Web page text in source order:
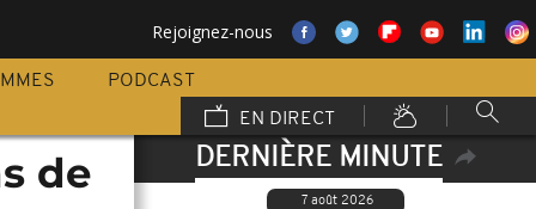
Rejoignez-nous
PODCAST
EN DIRECT
DERNIÈRE MINUTE
7 août 2026
de